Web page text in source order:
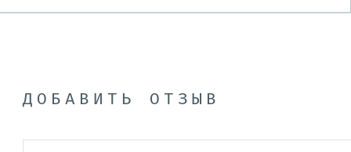
ДОБАВИТЬ ОТЗЫВ